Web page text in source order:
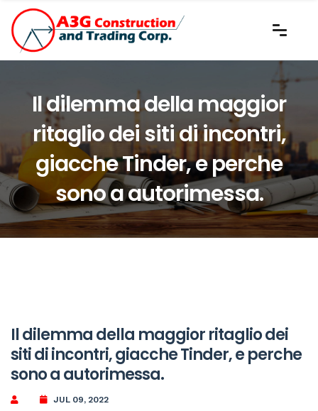
Il dilemma della maggior
ritaglio dei siti di incontri,
giacche Tinder, e perche
sono a autorimessa.
Il dilemma della maggior ritaglio dei
siti di incontri, giacche Tinder, e perche
sono a autorimessa.
JUL 09, 2022